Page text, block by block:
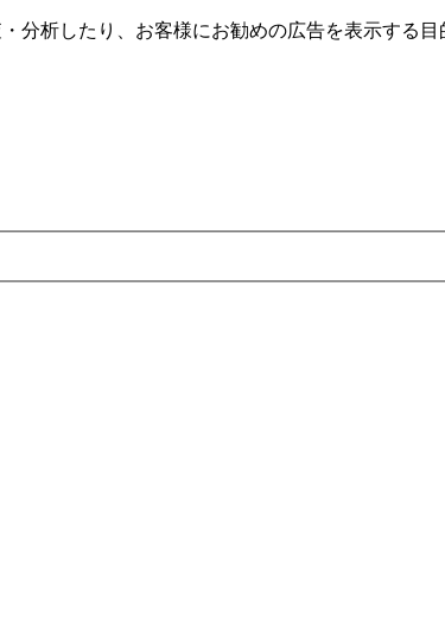
分析したり、お客様にお勧めの広告を表⽰する⽬